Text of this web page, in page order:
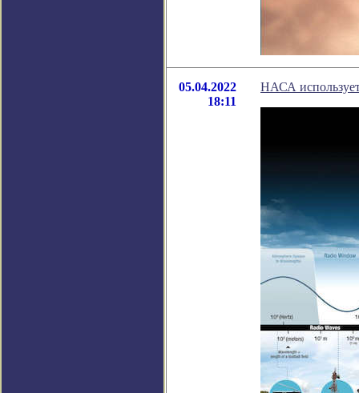
05.04.2022
18:11
НАСА